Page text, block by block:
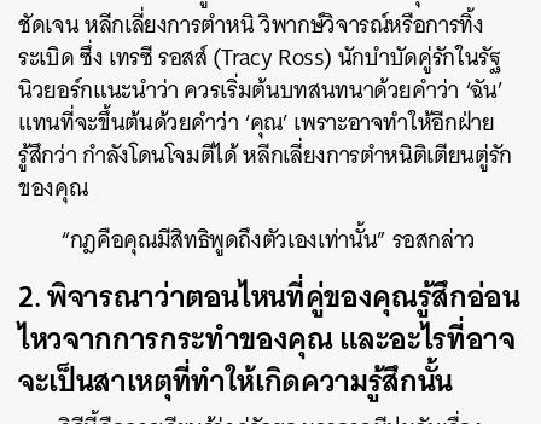
ชัดเจน หลีกเลี่ยงการตำหนิ วิพากษ์วิจารณ์หรือการทิ้ง
ระเบิด ซึ่ง เทรซี รอสส์ (Tracy Ross) นักบำบัดคู่รักในรัฐ
นิวยอร์กแนะนำว่า ควรเริ่มต้นบทสนทนาด้วยคำว่า ‘ฉัน’
แทนที่จะขึ้นต้นด้วยคำว่า ‘คุณ’ เพราะอาจทำให้อีกฝ่าย
รู้สึกว่า กำลังโดนโจมตีได้ หลีกเลี่ยงการตำหนิติเตียนตู่รัก
ของคุณ
“กฎคือคุณมีสิทธิพูดถึงตัวเองเท่านั้น” รอสกล่าว
2. พิจารณาว่าตอนไหนที่คู่ของคุณรู้สึกอ่อน
ไหวจากการกระทำของคุณ และอะไรที่อาจ
จะเป็นสาเหตุที่ทำให้เกิดความรู้สึกนั้น